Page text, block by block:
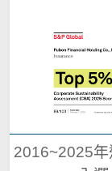
大事記
富邦集團簡介
正向力量 成就
富邦65周年 |
永續願景工程
董事長的話
低碳
永續績效與獲獎
年度績效成果
評比及獲獎
永續行動實踐
永續國際倡議
公司治理現況
公司治理架構
股東會
新聞中心
人才招募
焦點職缺與查詢
2016~2025